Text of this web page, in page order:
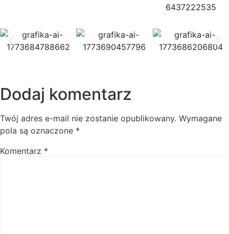
Dodaj komentarz
Twój adres e-mail nie zostanie opublikowany. Wymagane
pola są oznaczone *
Komentarz *